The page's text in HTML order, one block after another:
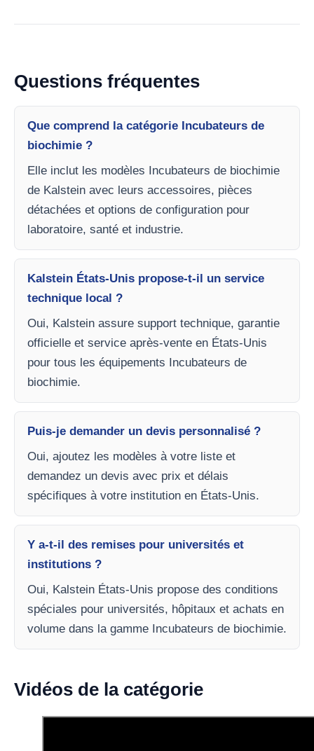
Questions fréquentes
Que comprend la catégorie Incubateurs de
biochimie ?
Elle inclut les modèles Incubateurs de biochimie
de Kalstein avec leurs accessoires, pièces
détachées et options de configuration pour
laboratoire, santé et industrie.
Kalstein États-Unis propose-t-il un service
technique local ?
Oui, Kalstein assure support technique, garantie
officielle et service après-vente en États-Unis
pour tous les équipements Incubateurs de
biochimie.
Puis-je demander un devis personnalisé ?
Oui, ajoutez les modèles à votre liste et
demandez un devis avec prix et délais
spécifiques à votre institution en États-Unis.
Y a-t-il des remises pour universités et
institutions ?
Oui, Kalstein États-Unis propose des conditions
spéciales pour universités, hôpitaux et achats en
volume dans la gamme Incubateurs de biochimie.
Vidéos de la catégorie